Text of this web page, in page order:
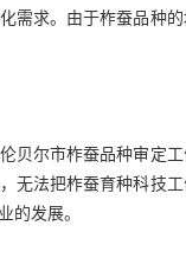
需求。由于柞蚕品种
贝尔市柞蚕品种审定
无法把柞蚕育种科技
的发展。